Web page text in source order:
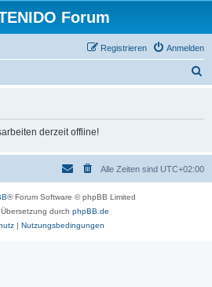
Forum
Anmelden
Registrieren
derzeit offline!
Alle Zeiten sind UTC+02:00
® Forum Software © phpBB Limited
durch phpBB.de
| Nutzungsbedingungen